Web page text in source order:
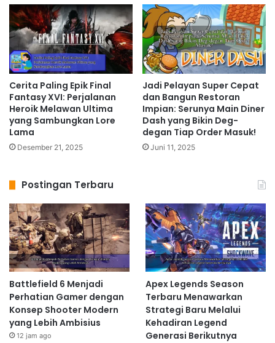
Cerita Paling Epik Final
Fantasy XVI: Perjalanan
Heroik Melawan Ultima
yang Sambungkan Lore
Lama
Desember 21, 2025
Jadi Pelayan Super Cepat
dan Bangun Restoran
Impian: Serunya Main Diner
Dash yang Bikin Deg-
degan Tiap Order Masuk!
Juni 11, 2025
Postingan Terbaru
Battlefield 6 Menjadi
Perhatian Gamer dengan
Konsep Shooter Modern
yang Lebih Ambisius
12 jam ago
Apex Legends Season
Terbaru Menawarkan
Strategi Baru Melalui
Kehadiran Legend
Generasi Berikutnya